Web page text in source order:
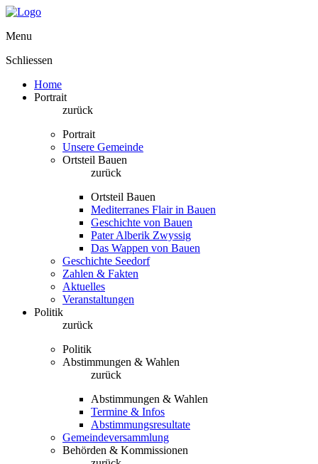
Menu
Schliessen
Home
Portrait
zurück
Portrait
Unsere Gemeinde
Ortsteil Bauen
zurück
Ortsteil Bauen
Mediterranes Flair in Bauen
Geschichte von Bauen
Pater Alberik Zwyssig
Das Wappen von Bauen
Geschichte Seedorf
Zahlen & Fakten
Aktuelles
Veranstaltungen
Politik
zurück
Politik
Abstimmungen & Wahlen
zurück
Abstimmungen & Wahlen
Termine & Infos
Abstimmungsresultate
Gemeindeversammlung
Behörden & Kommissionen